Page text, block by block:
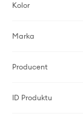
Kolor
Marka
Producent
ID Produktu